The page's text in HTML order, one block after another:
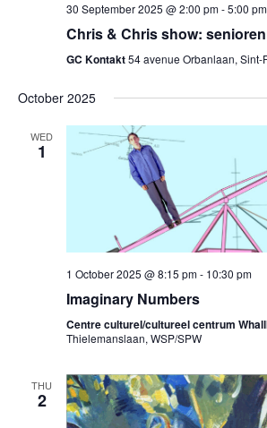
30 September 2025 @ 2:00 pm-5:00 pm
Chris & Chris show:
GC Kontakt54 avenue Orbanlaan, Sint-
October 2025
WED
1
1 October 2025 @ 8:15 pm- 10:30 pm
Imaginary Numbers
Centre culturel/cultureel centrum
Thielemanslaan, WSP/SPW
THU
2